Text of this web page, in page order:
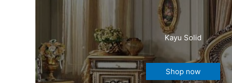
Kayu Solid
Shop now